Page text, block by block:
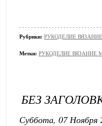
Рубрики: РУКОДЕЛИЕ
Метки: РУКОДЕЛИЕ ВЯЗАНИЕ
БЕЗ
Суббота, 07 Ноября